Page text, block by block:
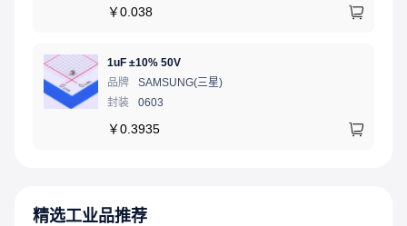
￥0.038
1uF ±10% 50V
品牌
SAMSUNG(三星)
封装
0603
￥0.3935
精选工业品推荐